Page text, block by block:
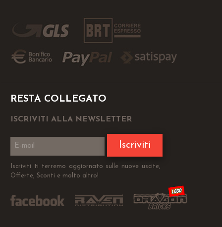
RESTA COLLEGATO
ISCRIVITI ALLA NEWSLETTER
Iscriviti
Iscriviti ti terremo aggiornato sulle nuove uscite,
Offerte, Sconti e molto altro!